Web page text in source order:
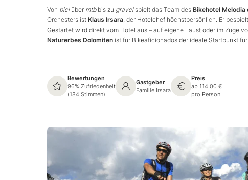
Von biciüber mtbbis zu gravelspielt das Team des Bikehotel Melodia
Orchesters ist Klaus Irsara , der Hotelchef höchstpersönlich. Er
Gestartet wird direkt vom Hotel aus – auf eigene Faust oder im Zuge
Naturerbes Dolomiten ist für Bikeaficionados der ideale Startpunkt für
Bewertungen
96% Zufriedenheit
(184 Stimmen)
Gastgeber
Familie Irsara
Preis
ab 114,00 €
pro Person